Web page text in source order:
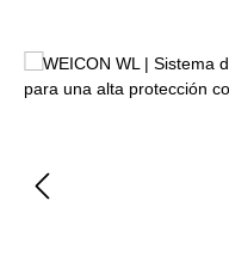
Omitir galería de imágenes